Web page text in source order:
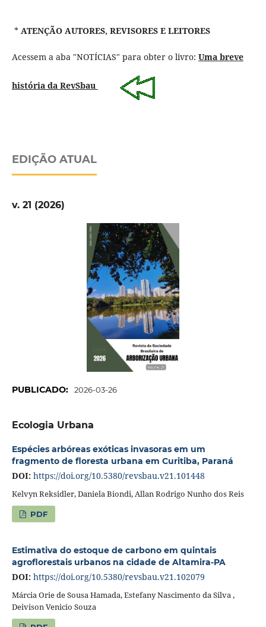
* ATENÇÃO AUTORES, REVISORES E LEITORES
Acessem a aba "NOTÍCIAS" para obter o livro: Uma breve
história da RevSbau
EDIÇÃO ATUAL
v. 21 (2026)
PUBLICADO: 2026-03-26
Ecologia Urbana
Espécies arbóreas exóticas invasoras em um
fragmento de floresta urbana em Curitiba, Paraná
DOI: https://doi.org/10.5380/revsbau.v21.101448
Kelvyn Reksidler, Daniela Biondi, Allan Rodrigo Nunho dos Reis
PDF
Estimativa do estoque de carbono em quintais
agroflorestais urbanos na cidade de Altamira-PA
DOI: https://doi.org/10.5380/revsbau.v21.102079
Márcia Orie de Sousa Hamada, Estefany Nascimento da Silva ,
Deivison Venicio Souza